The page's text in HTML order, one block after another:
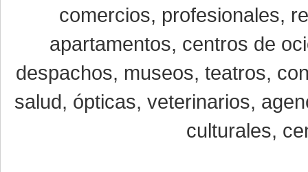
comercios, profesionales,
apartamentos, centros de
despachos, museos, teatros,
salud, ópticas, veterinarios,
culturales,